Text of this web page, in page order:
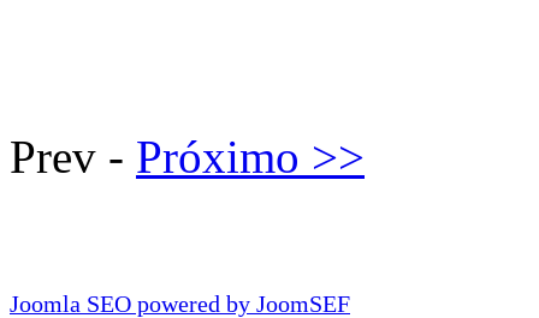
Prev - Próximo >>
Joomla SEO powered by JoomSEF